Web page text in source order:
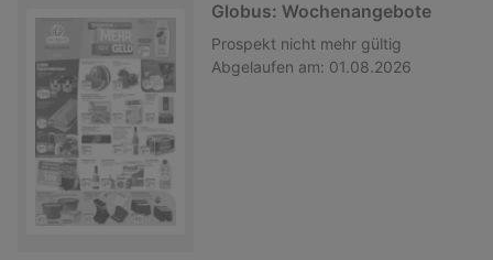
Globus: Wochenangebote
Prospekt nicht mehr gültig
Abgelaufen am: 01.08.2026